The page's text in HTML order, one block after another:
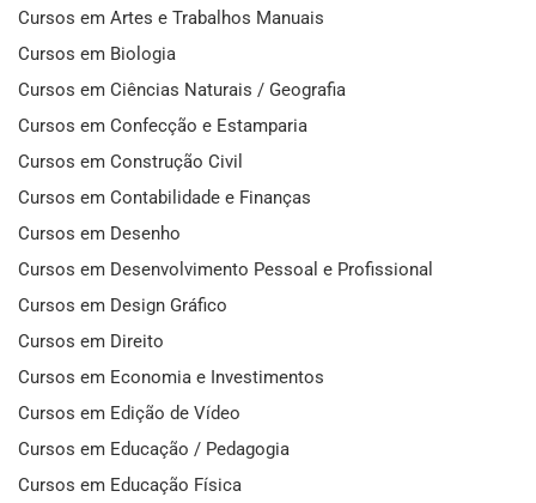
Cursos em Artes e Trabalhos Manuais
Cursos em Biologia
Cursos em Ciências Naturais / Geografia
Cursos em Confecção e Estamparia
Cursos em Construção Civil
Cursos em Contabilidade e Finanças
Cursos em Desenho
Cursos em Desenvolvimento Pessoal e Profissional
Cursos em Design Gráfico
Cursos em Direito
Cursos em Economia e Investimentos
Cursos em Edição de Vídeo
Cursos em Educação / Pedagogia
Cursos em Educação Física